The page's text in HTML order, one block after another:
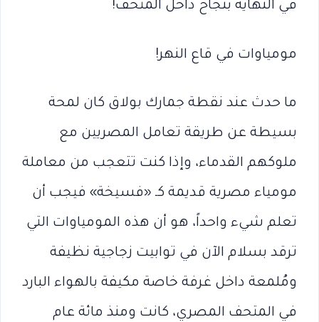
في النهاية بنجاح داخل المتحف!
مومياوات في قاع النهر!
ما حدث عند نقطة جمارك بولاق كان لمحة
بسيطة عن طريقة تعامل المصريين مع
ملوكهم القدماء، وإذا كنت تتعجب من معاملة
مومياء مصرية قديمة كـ «فسيخة» فيجب أن
تعلم شيء واحداً، هو أن هذه المومياوات التي
ترقد بسلام الآن في توابيت زجاجية نظيفة
ومُلمعة داخل غرفة خاصة مكيفة بالهواء البارد
في المتحف المصري، كانت ومنذ مائة عام